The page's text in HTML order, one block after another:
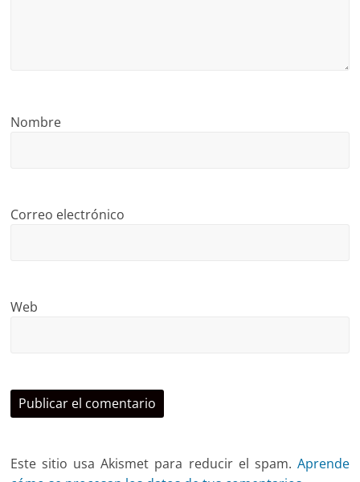
Nombre
Correo electrónico
Web
Este sitio usa Akismet para reducir el spam. Aprende